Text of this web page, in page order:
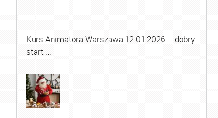
Kurs Animatora Warszawa 12.01.2026 – dobry
start …